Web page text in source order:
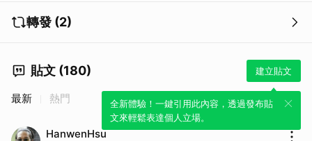
轉發 (2)
貼文 (180) 建立貼文
全新體驗！一鍵引用此內容，透過發布貼
文來輕鬆表達個人立場。
最新 熱門
HanwenHsu